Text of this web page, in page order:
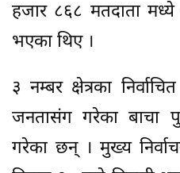
हजार ८६८ मतदाता
भएका थिए ।
३ नम्बर क्षेत्रका
जनतासंग गरेका बाचा
गरेका छन् । मुख्य